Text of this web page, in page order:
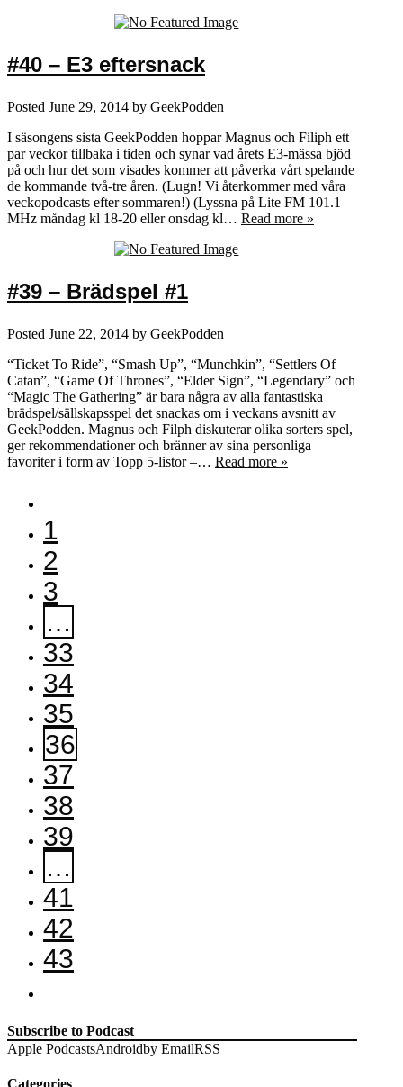
#40 – E3 eftersnack
Posted June 29, 2014 by GeekPodden
I säsongens sista GeekPodden hoppar Magnus och Filiph ett
par veckor tillbaka i tiden och synar vad årets E3-mässa bjöd
på och hur det som visades kommer att påverka vårt spelande
de kommande två-tre åren. (Lugn! Vi återkommer med våra
veckopodcasts efter sommaren!) (Lyssna på Lite FM 101.1
MHz måndag kl 18-20 eller onsdag kl… Read more »
#39 – Brädspel #1
Posted June 22, 2014 by GeekPodden
“Ticket To Ride”, “Smash Up”, “Munchkin”, “Settlers Of
Catan”, “Game Of Thrones”, “Elder Sign”, “Legendary” och
“Magic The Gathering” är bara några av alla fantastiska
brädspel/sällskapsspel det snackas om i veckans avsnitt av
GeekPodden. Magnus och Filph diskuterar olika sorters spel,
ger rekommendationer och bränner av sina personliga
favoriter i form av Topp 5-listor –… Read more »
1
2
3
…
33
34
35
36
37
38
39
…
41
42
43
Subscribe to Podcast
Apple PodcastsAndroidby EmailRSS
Categories